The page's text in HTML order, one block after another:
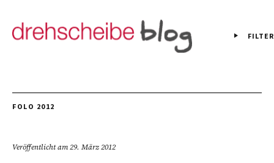
FILTER
FOLO 2012
Veröffentlicht am29. März 2012